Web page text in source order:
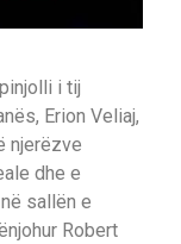
i tij
Erion Veliaj,
njerëzve
dhe e
sallën e
Robert